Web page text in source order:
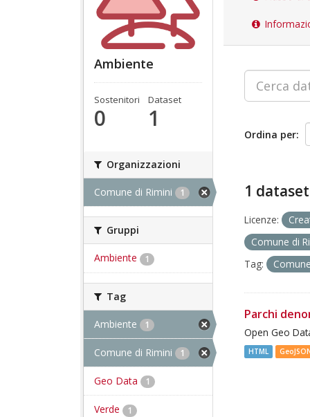
Ambiente
Sostenitori
0
Dataset
1
Organizzazioni
Comune di Rimini 1
Gruppi
Ambiente 1
Tag
Ambiente 1
Comune di Rimini 1
Geo Data 1
Verde 1
Ordina per
1
Licenze:
Comune di
Tag:
Parchi
Open Geo
HTML